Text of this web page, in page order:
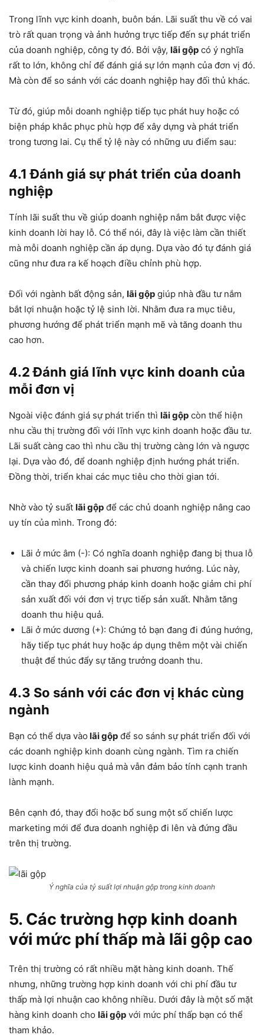
Trong lĩnh vực kinh doanh, buôn bán. Lãi suất thu về có vai
trò rất quan trọng và ảnh hưởng trực tiếp đến sự phát triển
của doanh nghiệp, công ty đó. Bởi vậy, lãi gộp có ý nghĩa
rất to lớn, không chỉ để đánh giá sự lớn mạnh của đơn vị đó.
Mà còn để so sánh với các doanh nghiệp hay đối thủ khác.
Từ đó, giúp mỗi doanh nghiệp tiếp tục phát huy hoặc có
biện pháp khắc phục phù hợp để xây dựng và phát triển
trong tương lai. Cụ thể tỷ lệ này có những ưu điểm sau:
4.1 Đánh giá sự phát triển của doanh
nghiệp
Tính lãi suất thu về giúp doanh nghiệp nắm bắt được việc
kinh doanh lời hay lỗ. Có thể nói, đây là việc làm cần thiết
mà mỗi doanh nghiệp cần áp dụng. Dựa vào đó tự đánh giá
cũng như đưa ra kế hoạch điều chỉnh phù hợp.
Đối với ngành bất động sản, lãi gộp giúp nhà đầu tư nắm
bắt lợi nhuận hoặc tỷ lệ sinh lời. Nhằm đưa ra mục tiêu,
phương hướng để phát triển mạnh mẽ và tăng doanh thu
cao hơn.
4.2 Đánh giá lĩnh vực kinh doanh của
mỗi đơn vị
Ngoài việc đánh giá sự phát triển thì lãi gộp còn thể hiện
nhu cầu thị trường đối với lĩnh vực kinh doanh hoặc đầu tư.
Lãi suất càng cao thì nhu cầu thị trường càng lớn và ngược
lại. Dựa vào đó, để doanh nghiệp định hướng phát triển.
Đồng thời, triển khai các mục tiêu cho thời gian tới.
Nhờ vào tỷ suất lãi gộp để các chủ doanh nghiệp nâng cao
uy tín của mình. Trong đó:
Lãi ở mức âm (-): Có nghĩa doanh nghiệp đang bị thua lỗ
và chiến lược kinh doanh sai phương hướng. Lúc này,
cần thay đổi phương pháp kinh doanh hoặc giảm chi phí
sản xuất đối với đơn vị trực tiếp sản xuất. Nhằm tăng
doanh thu hiệu quả.
Lãi ở mức dương (+): Chứng tỏ bạn đang đi đúng hướng,
hãy tiếp tục phát huy hoặc áp dụng thêm một vài chiến
thuật để thúc đẩy sự tăng trưởng doanh thu.
4.3 So sánh với các đơn vị khác cùng
ngành
Bạn có thể dựa vào lãi gộp để so sánh sự phát triển đối với
các doanh nghiệp kinh doanh cùng ngành. Tìm ra chiến
lược kinh doanh hiệu quả mà vẫn đảm bảo tính cạnh tranh
lành mạnh.
Bên cạnh đó, thay đổi hoặc bổ sung một số chiến lược
marketing mới để đưa doanh nghiệp đi lên và đứng đầu
trên thị trường.
Ý nghĩa của tỷ suất lợi nhuận gộp trong kinh doanh
5. Các trường hợp kinh doanh
với mức phí thấp mà lãi gộp cao
Trên thị trường có rất nhiều mặt hàng kinh doanh. Thế
nhưng, những trường hợp kinh doanh với chi phí đầu tư
thấp mà lợi nhuận cao không nhiều. Dưới đây là một số mặt
hàng kinh doanh cho lãi gộp với mức phí thấp bạn có thể
tham khảo.